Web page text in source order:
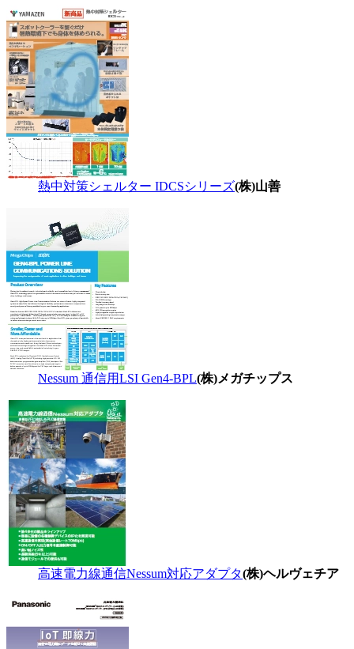
熱中対策シェルター IDCSシリーズ(株)山善
Nessum 通信用LSI Gen4-BPL(株)メガチップス
高速電力線通信Nessum対応アダプタ(株)ヘルヴェチア